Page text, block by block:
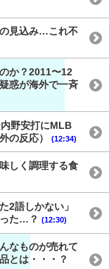
見込み…これ不
か？2011〜12
惑が海外で一斉
野安打にMLB
の反応）
(12:34)
しく調理する食
2語しかない」
た…？ (12:30)
なものが売れて
とは・・・？